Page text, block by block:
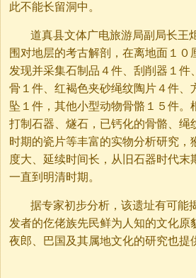
此不能长留洞中。
道真县文体广电旅游局副局长王
围对地层的考古解剖，在离地面１０
发现并采集石制品４件、刮削器１件
骨１件、红褐色夹砂绳纹陶片４件、
坠１件，其他小型动物骨骼１５件。
打制石器、燧石，已钙化的骨骼、绳
时期的瓷片等丰富的实物分析研究，
度大、延续时间长，从旧石器时代末
一直到明清时期。
据专家初步分析，该遗址有可能
发者的仡佬族先民鲜为人知的文化原
夜郎、巴国及其属地文化的研究也提